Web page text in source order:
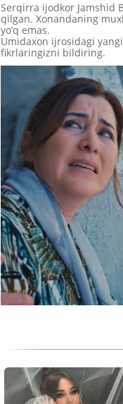
Serqirra ijodkor Jamshid
qilgan. Xonandaning
yo’q emas.
Umidaxon ijrosidagi
fikrlaringizni bildiring.